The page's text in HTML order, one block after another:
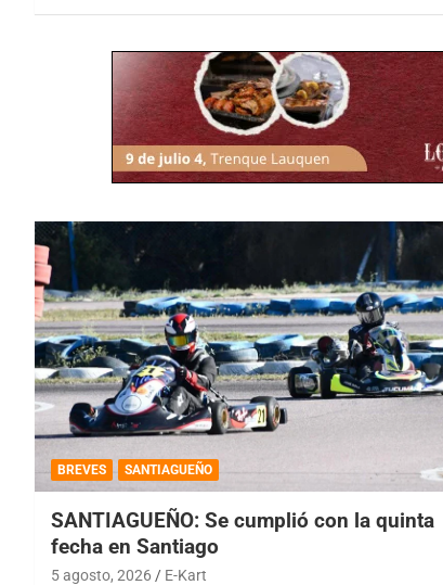
BREVES SANTIAGUEÑO
SANTIAGUEÑO: Se cumplió con la quinta
fecha en Santiago
5 agosto, 2026 E-Kart